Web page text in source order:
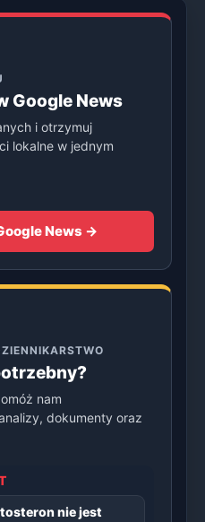
Google News
i otrzymuj
lokalne w jednym
News →
nam
dokumenty oraz
nie jest